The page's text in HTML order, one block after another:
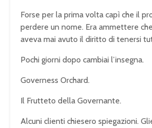
Forse per la prima volta capì che il
perdere un nome. Era ammettere
aveva mai avuto il diritto di tenersi
Pochi giorni dopo cambiai l’insegna.
Governess Orchard.
Il Frutteto della Governante.
Alcuni clienti chiesero spiegazioni.